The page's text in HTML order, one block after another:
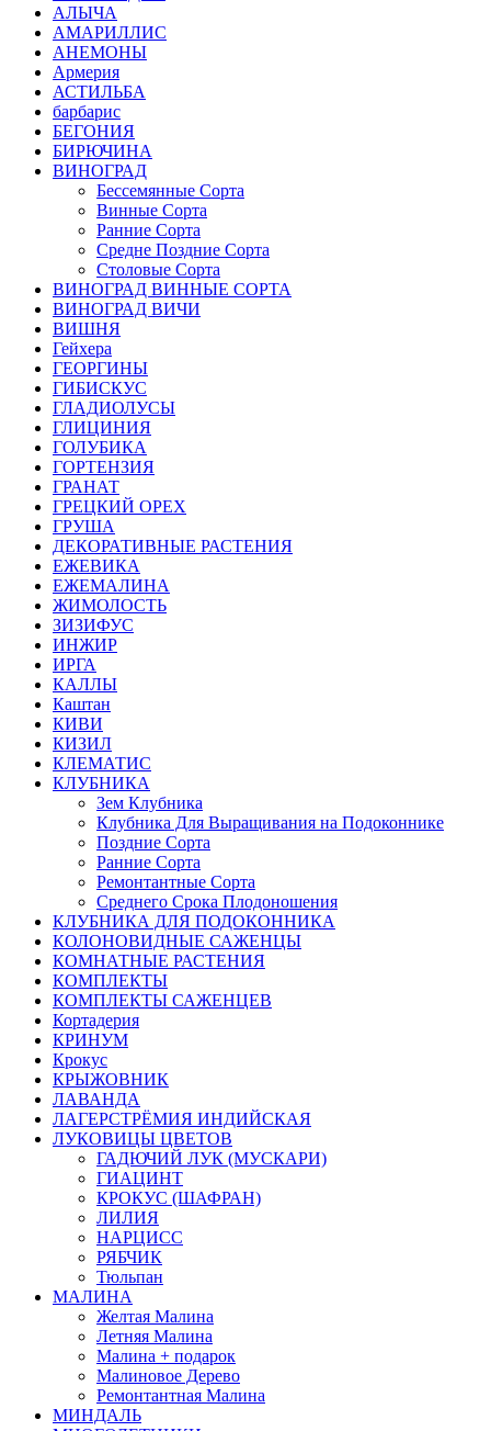
АЛЫЧА
АМАРИЛЛИС
АНЕМОНЫ
Армерия
АСТИЛЬБА
барбарис
БЕГОНИЯ
БИРЮЧИНА
ВИНОГРАД
Бессемянные Сорта
Винные Сорта
Ранние Сорта
Средне Поздние Сорта
Столовые Сорта
ВИНОГРАД ВИННЫЕ СОРТА
ВИНОГРАД ВИЧИ
ВИШНЯ
Гейхера
ГЕОРГИНЫ
ГИБИСКУС
ГЛАДИОЛУСЫ
ГЛИЦИНИЯ
ГОЛУБИКА
ГОРТЕНЗИЯ
ГРАНАТ
ГРЕЦКИЙ ОРЕХ
ГРУША
ДЕКОРАТИВНЫЕ РАСТЕНИЯ
ЕЖЕВИКА
ЕЖЕМАЛИНА
ЖИМОЛОСТЬ
ЗИЗИФУС
ИНЖИР
ИРГА
КАЛЛЫ
Каштан
КИВИ
КИЗИЛ
КЛЕМАТИС
КЛУБНИКА
Зем Клубника
Клубника Для Выращивания на Подоконнике
Поздние Сорта
Ранние Сорта
Ремонтантные Сорта
Среднего Срока Плодоношения
КЛУБНИКА ДЛЯ ПОДОКОННИКА
КОЛОНОВИДНЫЕ САЖЕНЦЫ
КОМНАТНЫЕ РАСТЕНИЯ
КОМПЛЕКТЫ
КОМПЛЕКТЫ САЖЕНЦЕВ
Кортадерия
КРИНУМ
Крокус
КРЫЖОВНИК
ЛАВАНДА
ЛАГЕРСТРЁМИЯ ИНДИЙСКАЯ
ЛУКОВИЦЫ ЦВЕТОВ
ГАДЮЧИЙ ЛУК (МУСКАРИ)
ГИАЦИНТ
КРОКУС (ШАФРАН)
ЛИЛИЯ
НАРЦИСС
РЯБЧИК
Тюльпан
МАЛИНА
Желтая Малина
Летняя Малина
Малина + подарок
Малиновое Дерево
Ремонтантная Малина
МИНДАЛЬ